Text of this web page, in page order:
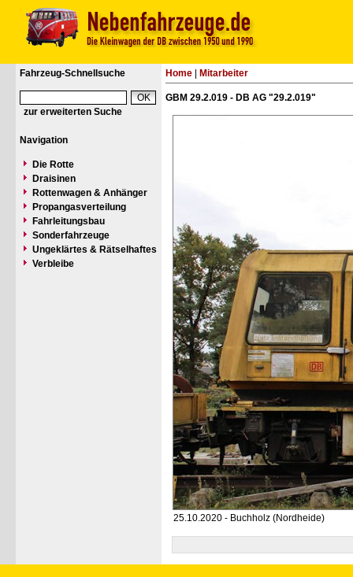
Fahrzeug-Schnellsuche
zur erweiterten Suche
Navigation
Die Rotte
Draisinen
Rottenwagen & Anhänger
Propangasverteilung
Fahrleitungsbau
Sonderfahrzeuge
Ungeklärtes & Rätselhaftes
Verbleibe
Home Mitarbeiter
GBM 29.2.019 - DB AG "29.2.019"
25.10.2020 - Buchholz (Nordheide)